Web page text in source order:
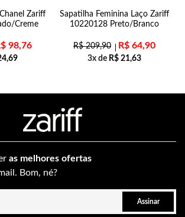
Zariff
Creme
98,76
Sapatilha Feminina Laço Zariff
10220128 Preto/Branco
R$209,90 R$ 64,90
3x de R$ 21,63
as melhores ofertas
Bom, né?
Assinar